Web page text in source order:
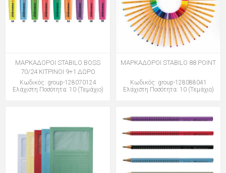
ΜΑΡΚΑΔΟΡΟΙ STABILO BOSS
70/24 ΚΙΤΡΙΝΟΙ 9+1 ΔΩΡΟ
Κωδικός: group-128070124
Ελάχιστη Ποσότητα: 10 (Τεμάχιο)
ΜΑΡΚΑΔΟΡΟΙ STABILO 88 POINT
Κωδικός: group-128088041
Ελάχιστη Ποσότητα: 10 (Τεμάχιο)